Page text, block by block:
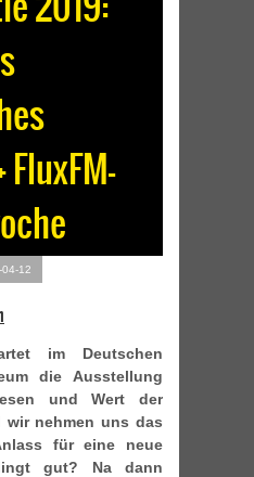
12
im Deutschen
die Ausstellung
und Wert der
wir nehmen uns das
für eine neue
gut? Na dann